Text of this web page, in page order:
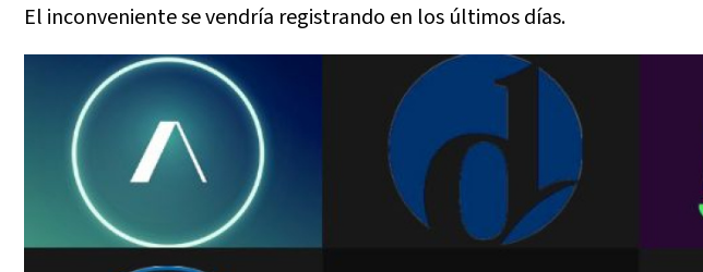
El inconveniente se vendría registrando en los últimos días.